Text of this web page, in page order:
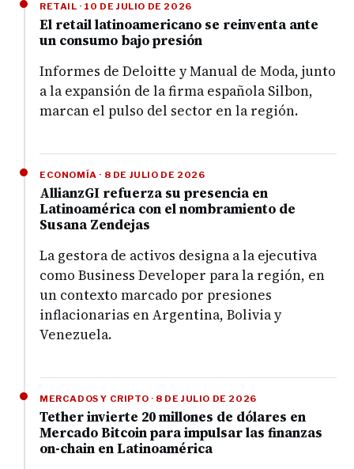
RETAIL · 10 DE JULIO DE 2026
El retail latinoamericano se reinventa ante
un consumo bajo presión
Informes de Deloitte y Manual de Moda, junto
a la expansión de la firma española Silbon,
marcan el pulso del sector en la región.
ECONOMÍA · 8 DE JULIO DE 2026
AllianzGI refuerza su presencia en
Latinoamérica con el nombramiento de
Susana Zendejas
La gestora de activos designa a la ejecutiva
como Business Developer para la región, en
un contexto marcado por presiones
inflacionarias en Argentina, Bolivia y
Venezuela.
MERCADOS Y CRIPTO · 8 DE JULIO DE 2026
Tether invierte 20 millones de dólares en
Mercado Bitcoin para impulsar las finanzas
on-chain en Latinoamérica